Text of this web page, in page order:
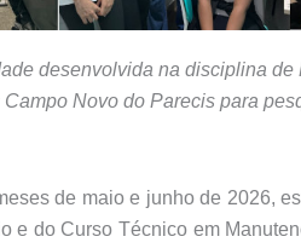
desenvolvida na disciplina
Campo Novo do Parecis para
de maio e junho de 2026,
e do Curso Técnico em